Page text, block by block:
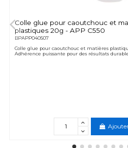
Colle glue pour caoutchouc et
plastiques 20g - APP C550
BPAPP040507
Colle glue pour caoutchouc et matières
Adhérence puissante pour des résultats